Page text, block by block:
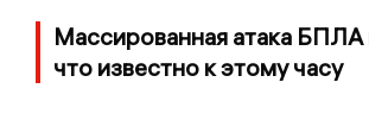
Массированная атака БПЛА
что известно к этому часу